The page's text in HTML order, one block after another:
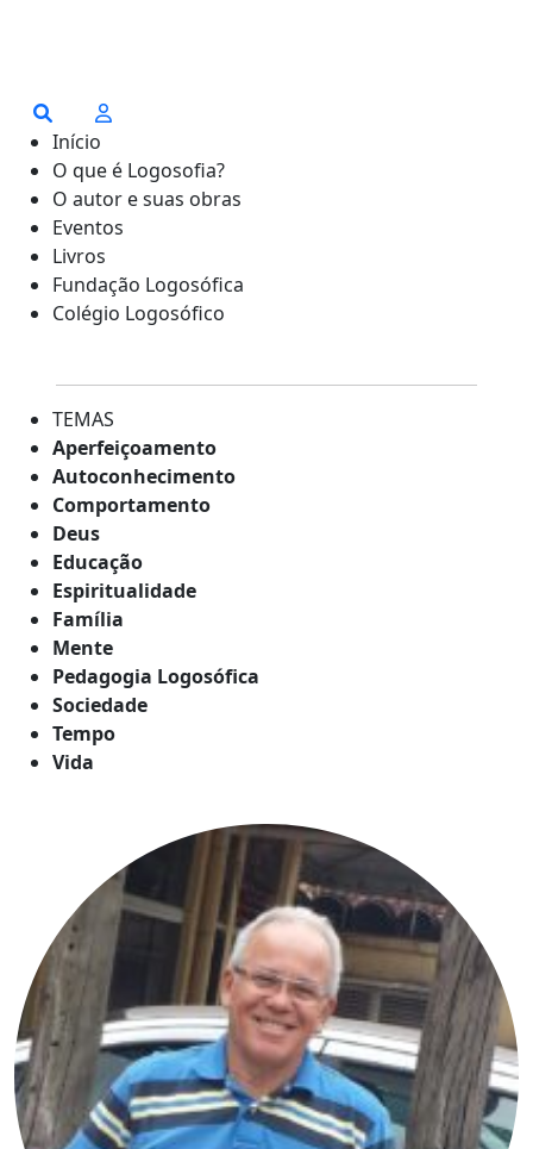
Início
O que é Logosofia?
O autor e suas obras
Eventos
Livros
Fundação Logosófica
Colégio Logosófico
TEMAS
Aperfeiçoamento
Autoconhecimento
Comportamento
Deus
Educação
Espiritualidade
Família
Mente
Pedagogia Logosófica
Sociedade
Tempo
Vida